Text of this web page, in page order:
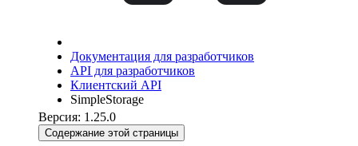
Документация для разработчиков
API для разработчиков
Клиентский API
SimpleStorage
Версия: 1.25.0
Содержание этой страницы